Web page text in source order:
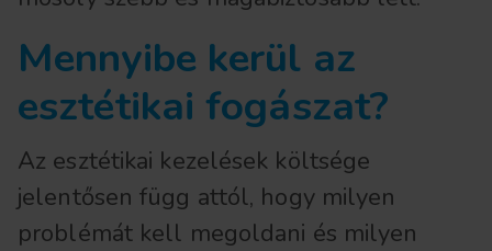
Mennyibe kerül az
esztétikai fogászat?
Az esztétikai kezelések költsége
jelentősen függ attól, hogy milyen
problémát kell megoldani és milyen